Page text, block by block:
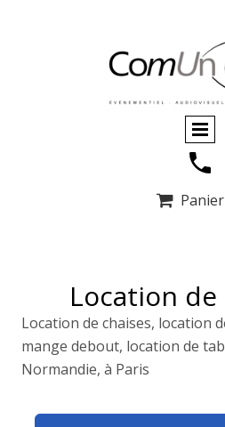
 Panier
Location
Location de chaises, location
mange debout, location de
Normandie, à Paris